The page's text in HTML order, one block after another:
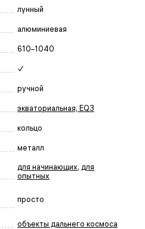
лунный
алюминиевая
610–1040
✓
ручной
экваториальная, EQ3
кольцо
металл
для начинающих, для
опытных
просто
объекты дальнего космоса